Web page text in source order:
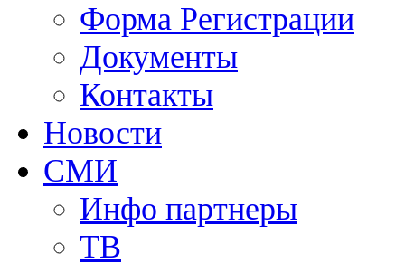
Форма Регистрации
Документы
Контакты
Новости
СМИ
Инфо партнеры
ТВ